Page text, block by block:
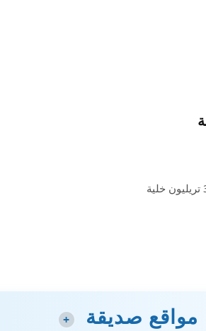
تتكون أجسادنا من حوالي 30 تريليون خلية بشرية ، لكنها تستضيف أيضًا حوالي 39 تريليون خلية
مواقع صديقة +